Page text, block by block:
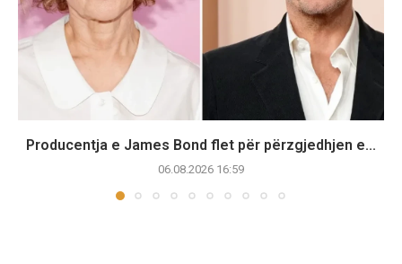
Producentja e James Bond flet për përzgjedhjen e...
06.08.2026 16:59